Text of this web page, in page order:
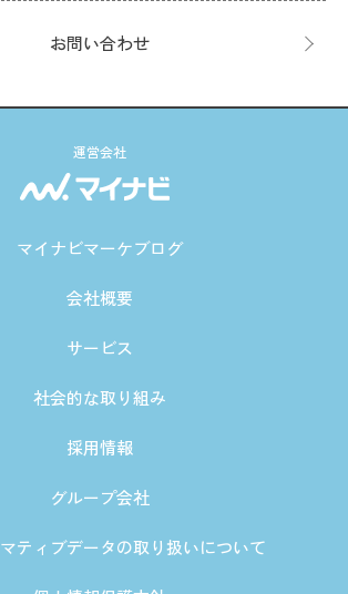
お問い合わせ
運営会社
マイナビマーケブログ
会社概要
サービス
社会的な取り組み
採用情報
グループ会社
ティブデータの取り扱いについて